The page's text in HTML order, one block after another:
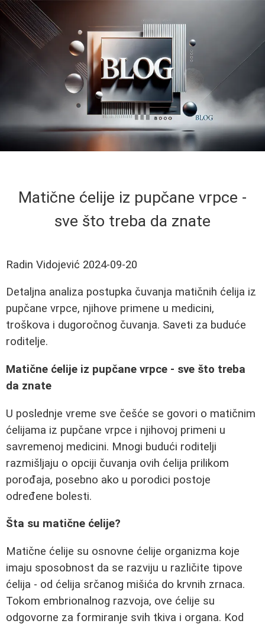
Matične ćelije iz pupčane vrpce -
sve što treba da znate
Radin Vidojević 2024-09-20
Detaljna analiza postupka čuvanja matičnih ćelija iz
pupčane vrpce, njihove primene u medicini,
troškova i dugoročnog čuvanja. Saveti za buduće
roditelje.
Matične ćelije iz pupčane vrpce - sve što treba
da znate
U poslednje vreme sve češće se govori o matičnim
ćelijama iz pupčane vrpce i njihovoj primeni u
savremenoj medicini. Mnogi budući roditelji
razmišljaju o opciji čuvanja ovih ćelija prilikom
porođaja, posebno ako u porodici postoje
određene bolesti.
Šta su matične ćelije?
Matične ćelije su osnovne ćelije organizma koje
imaju sposobnost da se razviju u različite tipove
ćelija - od ćelija srčanog mišića do krvnih zrnaca.
Tokom embrionalnog razvoja, ove ćelije su
odgovorne za formiranje svih tkiva i organa. Kod